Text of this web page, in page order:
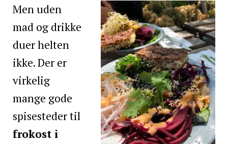
Men uden
mad og drikke
duer helten
ikke. Der er
virkelig
mange gode
spisesteder til
frokost i